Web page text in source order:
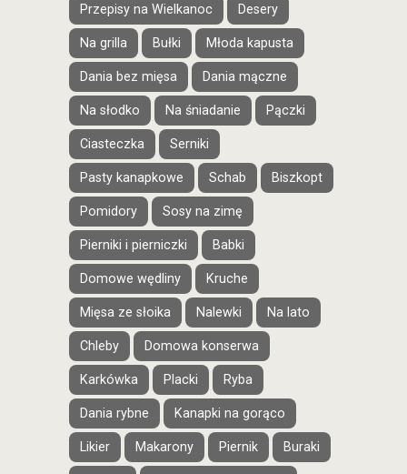
Przepisy na Wielkanoc Desery
Na grilla Bułki Młoda kapusta
Dania bez mięsa Dania mączne
Na słodko Na śniadanie Pączki
Ciasteczka Serniki
Pasty kanapkowe Schab Biszkopt
Pomidory Sosy na zimę
Pierniki i pierniczki Babki
Domowe wędliny Kruche
Mięsa ze słoika Nalewki Na lato
Chleby Domowa konserwa
Karkówka Placki Ryba
Dania rybne Kanapki na gorąco
Likier Makarony Piernik Buraki